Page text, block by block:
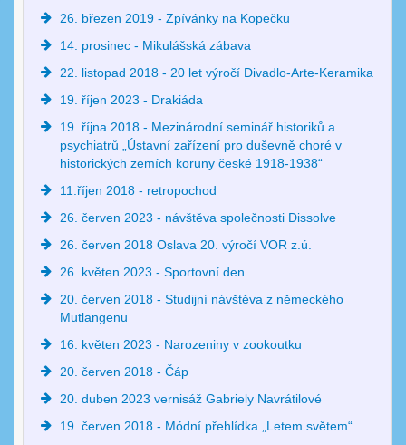
26. březen 2019 - Zpívánky na Kopečku
14. prosinec - Mikulášská zábava
22. listopad 2018 - 20 let výročí Divadlo-Arte-Keramika
19. říjen 2023 - Drakiáda
19. října 2018 - Mezinárodní seminář historiků a
psychiatrů „Ústavní zařízení pro duševně choré v
historických zemích koruny české 1918-1938“
11.říjen 2018 - retropochod
26. červen 2023 - návštěva společnosti Dissolve
26. červen 2018 Oslava 20. výročí VOR z.ú.
26. květen 2023 - Sportovní den
20. červen 2018 - Studijní návštěva z německého
Mutlangenu
16. květen 2023 - Narozeniny v zookoutku
20. červen 2018 - Čáp
20. duben 2023 vernisáž Gabriely Navrátilové
19. červen 2018 - Módní přehlídka „Letem světem“